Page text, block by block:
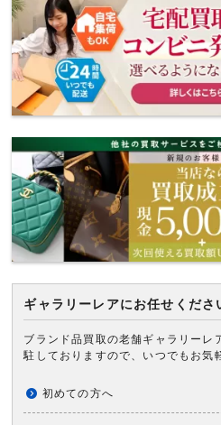
ギャラリーレアにお任せくださ
ブランド品買取の老舗ギャラリーレ
駐しておりますので、いつでもお気
初めての方へ